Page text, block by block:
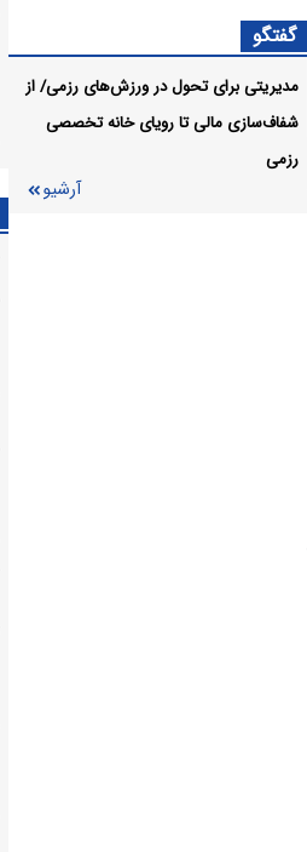
ورزشی: پیکان مربی جدید خود را از استقلال
انتخاب کرد
ورزشی:
گفتگو
مدیریتی برای تحول در ورزش‌های رزمی/ از
شفاف‌سازی مالی تا رویای خانه تخصصی
رزمی
آرشیو